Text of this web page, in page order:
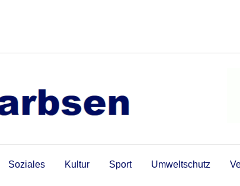
Soziales Kultur Sport Umweltschutz